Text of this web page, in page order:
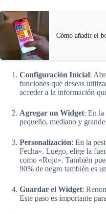
Cómo añadir el
Configuración Inicial:
funciones que deseas
acceder a la información
Agregar un Widget: En la
pequeño, mediano y
Personalización: En la
Fecha». Luego, elige la
como «Rojo». También
90% de negro también es
Guardar el Widget:
Este paso es importante